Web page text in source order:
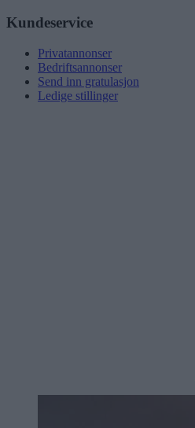
Kundeservice
Privatannonser
Bedriftsannonser
Send inn gratulasjon
Ledige stillinger